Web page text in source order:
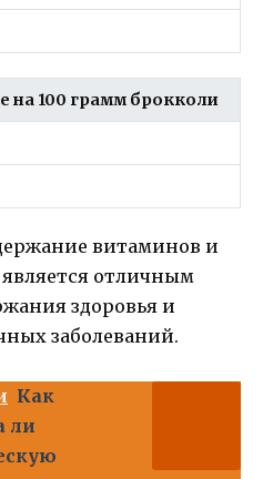
на 100 грамм брокколи
витаминов и
отличным
здоровья и
заболеваний.
Как
ли